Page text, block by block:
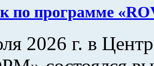
по программе
2026 г. в